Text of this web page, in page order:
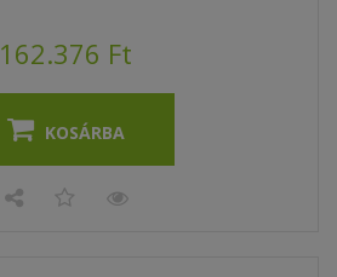
162.376 Ft
KOSÁRBA